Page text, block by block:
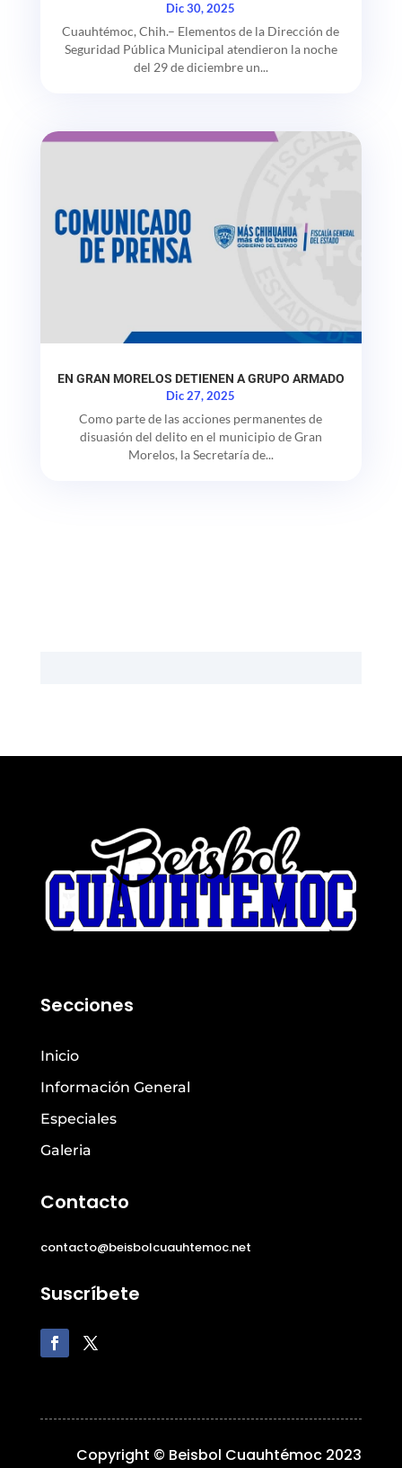
Dic 30, 2025
Cuauhtémoc, Chih.– Elementos de la Dirección de
Seguridad Pública Municipal atendieron la noche
del 29 de diciembre un...
EN GRAN MORELOS DETIENEN A GRUPO ARMADO
Dic 27, 2025
Como parte de las acciones permanentes de
disuasión del delito en el municipio de Gran
Morelos, la Secretaría de...
Secciones
Inicio
Información General
Especiales
Galeria
Contacto
contacto@beisbolcuauhtemoc.net
Suscríbete
Copyright © Beisbol Cuauhtémoc 2023